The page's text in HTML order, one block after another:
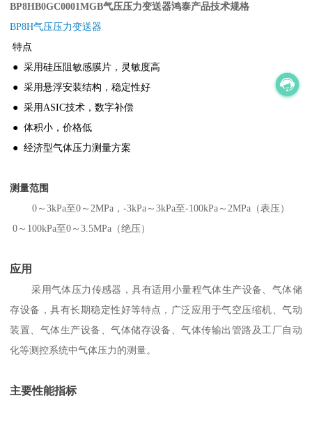
BP8HB0GC0001MGB气压压力变送器鸿泰产品技术规格
BP8H气压压力变送器
特点
● 采用硅压阻敏感膜片，灵敏度高
● 采用悬浮安装结构，稳定性好
● 采用ASIC技术，数字补偿
● 体积小，价格低
● 经济型气体压力测量方案
测量范围
0～3kPa至0～2MPa，-3kPa～3kPa至-100kPa～2MPa（表压）
0～100kPa至0～3.5MPa（绝压）
应用
采用气体压力传感器，具有适用小量程气体生产设备、气体储
存设备，具有长期稳定性好等特点，广泛应用于气空压缩机、气动
装置、气体生产设备、气体储存设备、气体传输出管路及工厂自动
化等测控系统中气体压力的测量。
主要性能指标